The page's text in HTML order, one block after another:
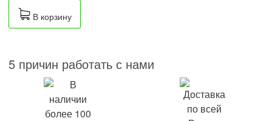
В корзину
5 причин работать с нами